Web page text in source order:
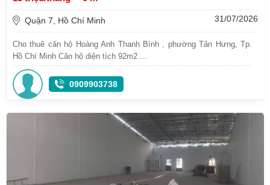
Quận 7, Hồ Chí Minh 31/07/2026
Cho thuê căn hộ Hoàng Anh Thanh Bình , phường Tân Hưng, Tp.
Hồ Chí Minh Căn hộ diện tích 92m2 ...
0909903738